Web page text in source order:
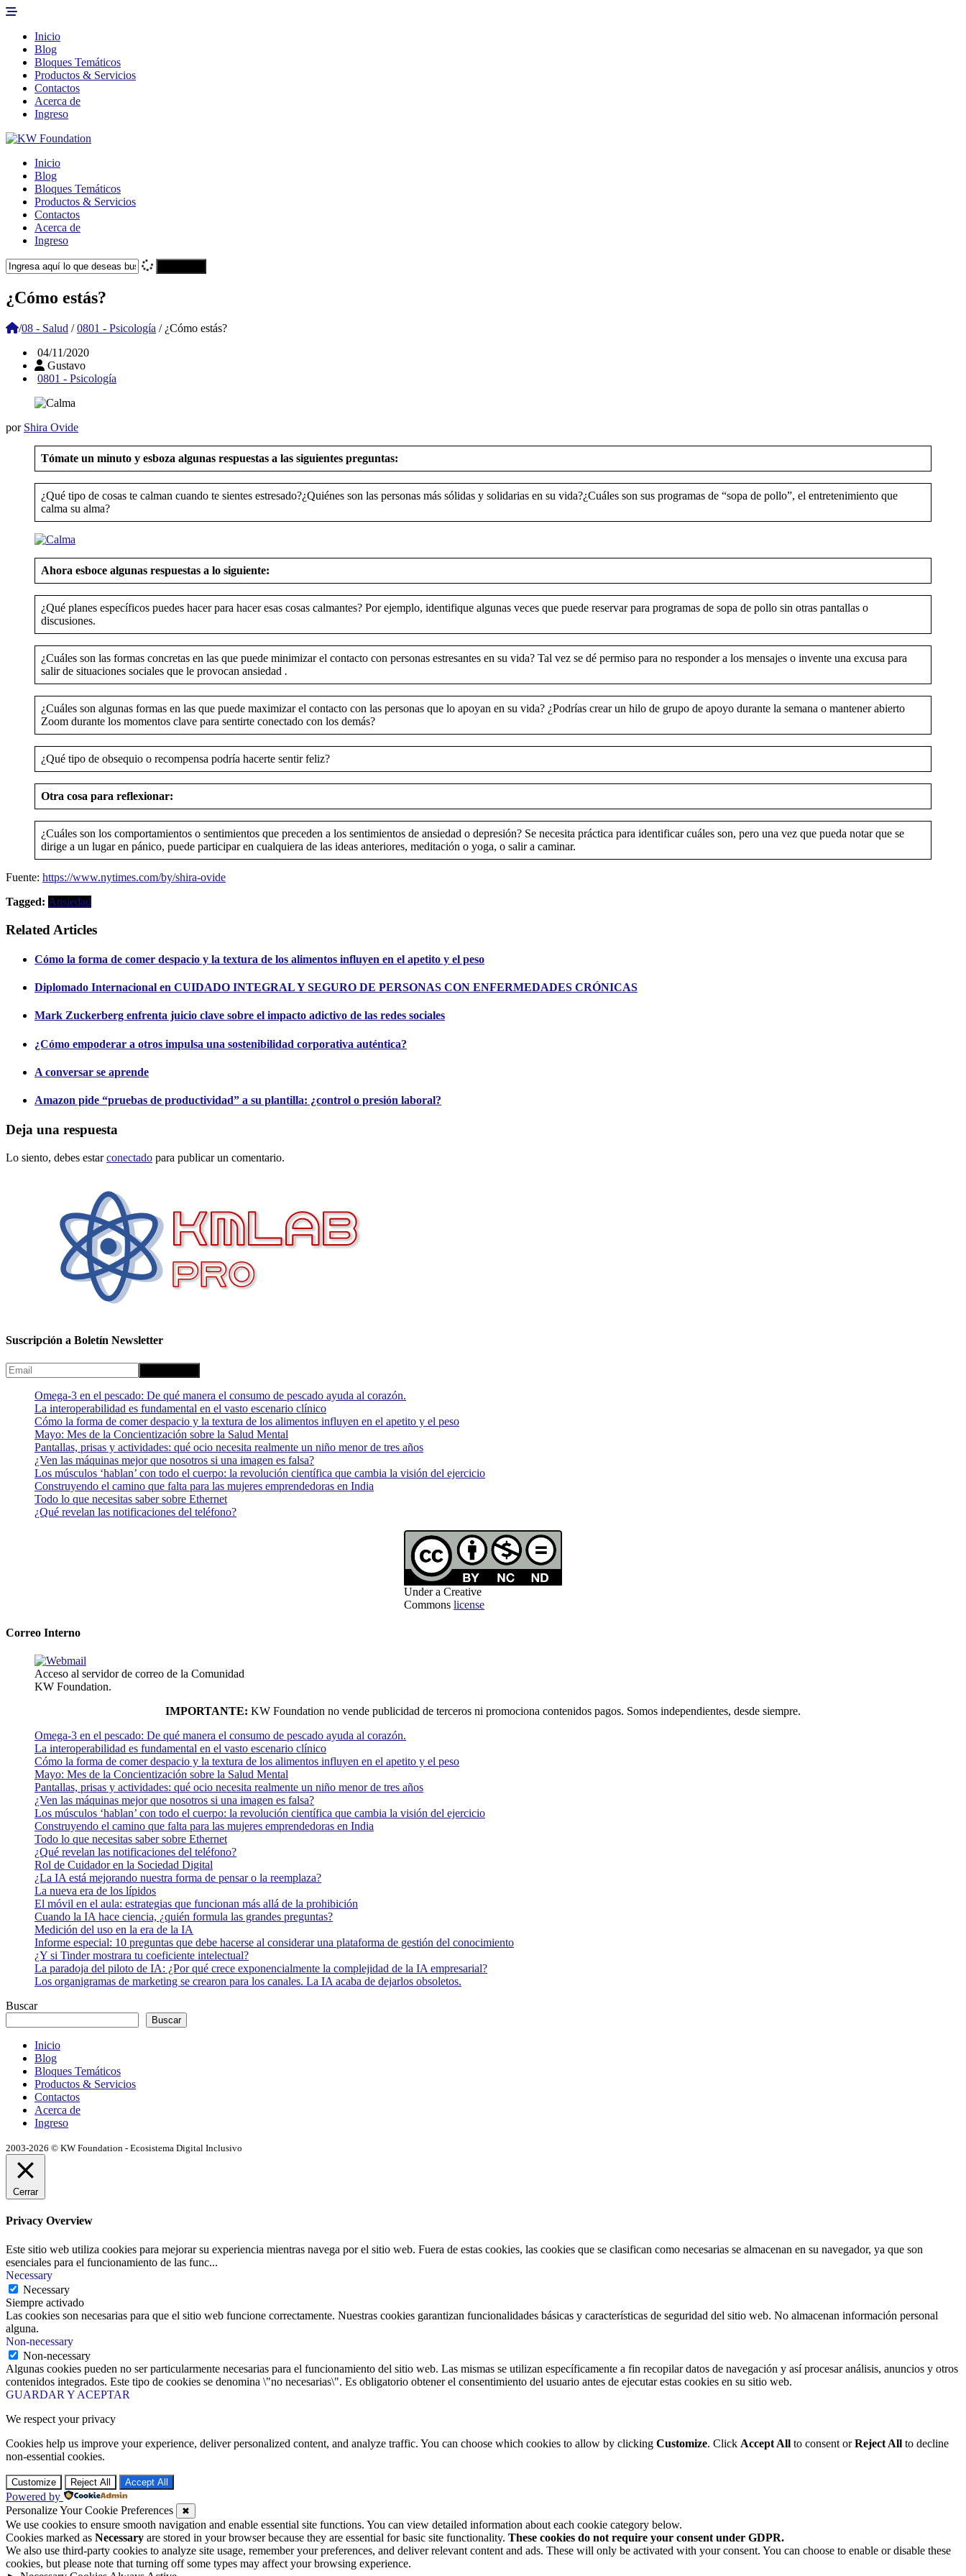
Inicio
Blog
Bloques Temáticos
Productos & Servicios
Contactos
Acerca de
Ingreso
Inicio
Blog
Bloques Temáticos
Productos & Servicios
Contactos
Acerca de
Ingreso
¿Cómo estás?
/08 - Salud / 0801 - Psicología /¿Cómo estás?
04/11/2020
Gustavo
0801 - Psicología
por Shira Ovide
Tómate un minuto y esboza algunas respuestas a las siguientes preguntas:
¿Qué tipo de cosas te calman cuando te sientes estresado?¿Quiénes son las personas más sólidas y solidarias en su vida?¿Cuáles son sus programas de “sopa de pollo”, el entretenimiento que
calma su alma?
Ahora esboce algunas respuestas a lo siguiente:
¿Qué planes específicos puedes hacer para hacer esas cosas calmantes? Por ejemplo, identifique algunas veces que puede reservar para programas de sopa de pollo sin otras pantallas o
discusiones.
¿Cuáles son las formas concretas en las que puede minimizar el contacto con personas estresantes en su vida? Tal vez se dé permiso para no responder a los mensajes o invente una excusa para
salir de situaciones sociales que le provocan ansiedad .
¿Cuáles son algunas formas en las que puede maximizar el contacto con las personas que lo apoyan en su vida? ¿Podrías crear un hilo de grupo de apoyo durante la semana o mantener abierto
Zoom durante los momentos clave para sentirte conectado con los demás?
¿Qué tipo de obsequio o recompensa podría hacerte sentir feliz?
Otra cosa para reflexionar:
¿Cuáles son los comportamientos o sentimientos que preceden a los sentimientos de ansiedad o depresión? Se necesita práctica para identificar cuáles son, pero una vez que pueda notar que se
dirige a un lugar en pánico, puede participar en cualquiera de las ideas anteriores, meditación o yoga, o salir a caminar.
Fuente: https://www.nytimes.com/by/shira-ovide
Tagged: Ansiedad
Related Articles
Cómo la forma de comer despacio y la textura de los alimentos influyen en el apetito y el peso
Diplomado Internacional en CUIDADO INTEGRAL Y SEGURO DE PERSONAS CON ENFERMEDADES CRÓNICAS
Mark Zuckerberg enfrenta juicio clave sobre el impacto adictivo de las redes sociales
¿Cómo empoderar a otros impulsa una sostenibilidad corporativa auténtica?
A conversar se aprende
Amazon pide “pruebas de productividad” a su plantilla: ¿control o presión laboral?
Deja una respuesta
Lo siento, debes estarconectado para publicar un comentario.
Suscripción a Boletín Newsletter
Omega-3 en el pescado: De qué manera el consumo de pescado ayuda al corazón.
La interoperabilidad es fundamental en el vasto escenario clínico
Cómo la forma de comer despacio y la textura de los alimentos influyen en el apetito y el peso
Mayo: Mes de la Concientización sobre la Salud Mental
Pantallas, prisas y actividades: qué ocio necesita realmente un niño menor de tres años
¿Ven las máquinas mejor que nosotros si una imagen es falsa?
Los músculos ‘hablan’ con todo el cuerpo: la revolución científica que cambia la visión del ejercicio
Construyendo el camino que falta para las mujeres emprendedoras en India
Todo lo que necesitas saber sobre Ethernet
¿Qué revelan las notificaciones del teléfono?
Under a Creative
Commons license
Correo Interno
Acceso al servidor de correo de la Comunidad
KW Foundation.
IMPORTANTE: KW Foundation no vende publicidad de terceros ni promociona contenidos pagos. Somos independientes, desde siempre.
Omega-3 en el pescado: De qué manera el consumo de pescado ayuda al corazón.
La interoperabilidad es fundamental en el vasto escenario clínico
Cómo la forma de comer despacio y la textura de los alimentos influyen en el apetito y el peso
Mayo: Mes de la Concientización sobre la Salud Mental
Pantallas, prisas y actividades: qué ocio necesita realmente un niño menor de tres años
¿Ven las máquinas mejor que nosotros si una imagen es falsa?
Los músculos ‘hablan’ con todo el cuerpo: la revolución científica que cambia la visión del ejercicio
Construyendo el camino que falta para las mujeres emprendedoras en India
Todo lo que necesitas saber sobre Ethernet
¿Qué revelan las notificaciones del teléfono?
Rol de Cuidador en la Sociedad Digital
¿La IA está mejorando nuestra forma de pensar o la reemplaza?
La nueva era de los lípidos
El móvil en el aula: estrategias que funcionan más allá de la prohibición
Cuando la IA hace ciencia, ¿quién formula las grandes preguntas?
Medición del uso en la era de la IA
Informe especial: 10 preguntas que debe hacerse al considerar una plataforma de gestión del conocimiento
¿Y si Tinder mostrara tu coeficiente intelectual?
La paradoja del piloto de IA: ¿Por qué crece exponencialmente la complejidad de la IA empresarial?
Los organigramas de marketing se crearon para los canales. La IA acaba de dejarlos obsoletos.
Buscar
Buscar
Inicio
Blog
Bloques Temáticos
Productos & Servicios
Contactos
Acerca de
Ingreso
2003-2026 © KW Foundation - Ecosistema Digital Inclusivo
Cerrar
Privacy Overview
Este sitio web utiliza cookies para mejorar su experiencia mientras navega por el sitio web. Fuera de estas cookies, las cookies que se clasifican como necesarias se almacenan en su navegador, ya que son
esenciales para el funcionamiento de las func...
Necessary
Necessary
Siempre activado
Las cookies son necesarias para que el sitio web funcione correctamente. Nuestras cookies garantizan funcionalidades básicas y características de seguridad del sitio web. No almacenan información personal
alguna.
Non-necessary
Non-necessary
Algunas cookies pueden no ser particularmente necesarias para el funcionamiento del sitio web. Las mismas se utilizan específicamente a fin recopilar datos de navegación y así procesar análisis, anuncios y otros
contenidos integrados. Este tipo de cookies se denomina \"no necesarias\". Es obligatorio obtener el consentimiento del usuario antes de ejecutar estas cookies en su sitio web.
GUARDAR Y ACEPTAR
We respect your privacy
Cookies help us improve your experience, deliver personalized content, and analyze traffic. You can choose which cookies to allow by clicking Customize. Click Accept All to consent orReject All to decline
non-essential cookies.
Customize Reject All Accept All
Powered by
Personalize Your Cookie Preferences
✖
We use cookies to ensure smooth navigation and enable essential site functions. You can view detailed information about each cookie category below.
Cookies marked as Necessary are stored in your browser because they are essential for basic site functionality. These cookies do not require your consent under GDPR.
We also use third-party cookies to analyze site usage, remember your preferences, and deliver relevant content and ads. These will only be activated with your consent. You can choose to enable or disable these
cookies, but please note that turning off some types may affect your browsing experience.